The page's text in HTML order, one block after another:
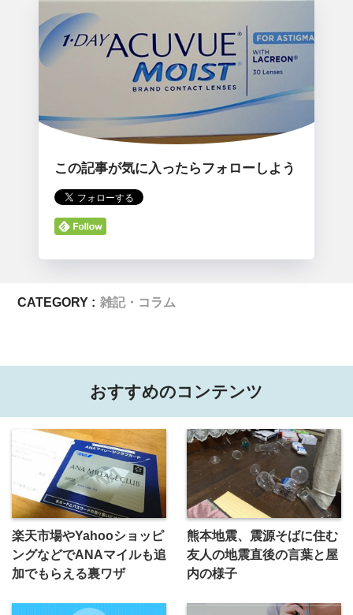
この記事が気に入ったらフォローしよう
CATEGORY : 雑記・コラム
おすすめのコンテンツ
楽天市場やYahooショッピ
ングなどでANAマイルも追
加でもらえる裏ワザ
熊本地震、震源そばに住む
友人の地震直後の言葉と屋
内の様子